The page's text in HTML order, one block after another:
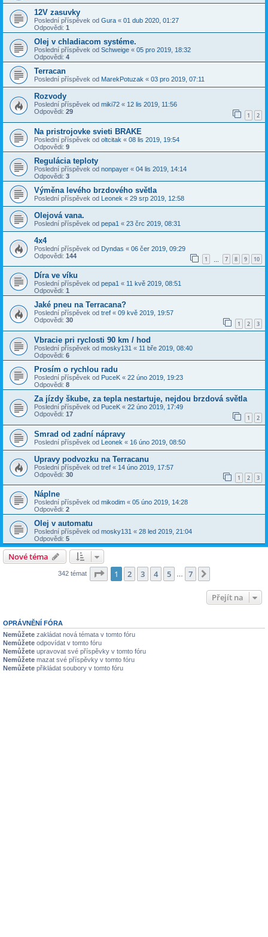
12V zasuvky
Poslední příspěvek od Gura « 01 dub 2020, 01:27
Odpovědi: 1
Olej v chladiacom systéme.
Poslední příspěvek od Schweige « 05 pro 2019, 18:32
Odpovědi: 4
Terracan
Poslední příspěvek od MarekPotuzak « 03 pro 2019, 07:11
Rozvody
Poslední příspěvek od miki72 « 12 lis 2019, 11:56
Odpovědi: 29 1 2
Na pristrojovke svieti BRAKE
Poslední příspěvek od oltcitak « 08 lis 2019, 19:54
Odpovědi: 9
Regulácia teploty
Poslední příspěvek od nonpayer « 04 lis 2019, 14:14
Odpovědi: 3
Výměna levého brzdového světla
Poslední příspěvek od Leonek « 29 srp 2019, 12:58
Olejová vana.
Poslední příspěvek od pepa1 « 23 črc 2019, 08:31
4x4
Poslední příspěvek od Dyndas « 06 čer 2019, 09:29
Odpovědi: 144 1 7 8 9 10
Díra ve víku
Poslední příspěvek od pepa1 « 11 kvě 2019, 08:51
Odpovědi: 1
Jaké pneu na Terracana?
Poslední příspěvek od tref « 09 kvě 2019, 19:57
Odpovědi: 30 1 2 3
Vbracie pri ryclosti 90 km / hod
Poslední příspěvek od mosky131 « 11 bře 2019, 08:40
Odpovědi: 6
Prosím o rychlou radu
Poslední příspěvek od PuceK « 22 úno 2019, 19:23
Odpovědi: 8
Za jízdy škube, za tepla nestartuje, nejdou brzdová světla
Poslední příspěvek od PuceK « 22 úno 2019, 17:49
Odpovědi: 17 1 2
Smrad od zadní nápravy
Poslední příspěvek od Leonek « 16 úno 2019, 08:50
Upravy podvozku na Terracanu
Poslední příspěvek od tref « 14 úno 2019, 17:57
Odpovědi: 30 1 2 3
Náplne
Poslední příspěvek od mikodim « 05 úno 2019, 14:28
Odpovědi: 2
Olej v automatu
Poslední příspěvek od mosky131 « 28 led 2019, 21:04
Odpovědi: 5
Nové téma
342 témat Stránka z
1 2 3 4 5 7
Přejít na
OPRÁVNĚNÍ FÓRA
Nemůžete zakládat nová témata v tomto fóru
Nemůžete odpovídat v tomto fóru
Nemůžete upravovat své příspěvky v tomto fóru
Nemůžete mazat své příspěvky v tomto fóru
Nemůžete přikládat soubory v tomto fóru